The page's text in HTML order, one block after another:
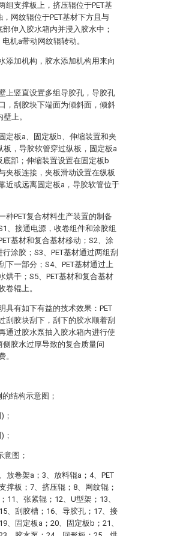
组支撑板上，挤压辊位于PET基
，网纹辊位于PET基材下方且与
伸入胶水箱内并浸入胶水中；
机a带动网纹辊转动。
添加机构，胶水添加机构用来向
上竖直设置多组导胶孔，导胶孔
，刮胶块下端面为倾斜面，倾斜
上。
定板a、固定板b、伸缩装置和夹
板，导胶软管穿过纵板，固定板a
部；伸缩装置设置在固定板b
夹板连接，夹板滑动设置在纵板
近或远离固定板a，导胶软管位于
种PET复合材料生产装置的制备
、接通电源，收卷组件和涂胶组
基材和复合基材移动；S2、涂
涂胶；S3、PET基材通过两组刮
下一部分；S4、PET基材通过上
烘干；S5、PET基材和复合基材
卷辊上。
具有如下有益的技术效果：PET
刮胶块刮下，刮下的胶水顺着刮
通过胶水泵抽入胶水箱内进行使
侧胶水过厚导致的复合质量问
。
结构示意图；
；
；
意图；
放卷架a；3、放料辊a；4、PET
撑板；7、挤压辊；8、网纹辊；
11、张紧辊；12、U型架；13、
、刮胶槽；16、导胶孔；17、接
、固定板a；20、固定板b；21、